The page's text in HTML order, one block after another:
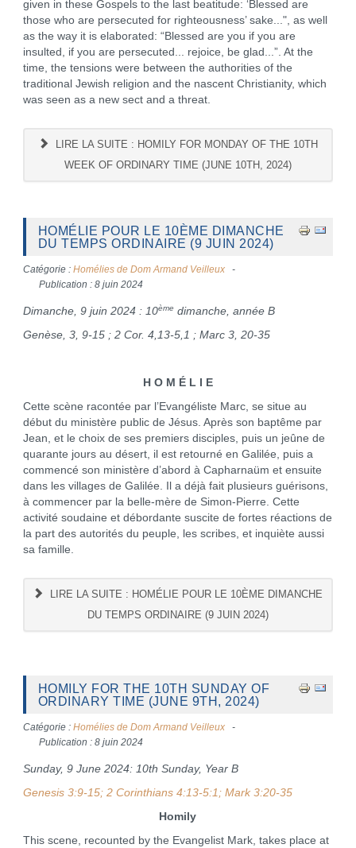
given in these Gospels to the last beatitude: ‘Blessed are
those who are persecuted for righteousness’ sake...", as well
as the way it is elaborated: “Blessed are you if you are
insulted, if you are persecuted... rejoice, be glad...”. At the
time, the tensions were between the authorities of the
traditional Jewish religion and the nascent Christianity, which
was seen as a new sect and a threat.
LIRE LA SUITE : HOMILY FOR MONDAY OF THE 10TH
WEEK OF ORDINARY TIME (JUNE 10TH, 2024)
HOMÉLIE POUR LE 10ÈME DIMANCHE
DU TEMPS ORDINAIRE (9 JUIN 2024)
Catégorie : Homélies de Dom Armand Veilleux
Publication : 8 juin 2024
Dimanche, 9 juin 2024 : 10ème dimanche, année B
Genèse, 3, 9-15 ; 2 Cor. 4,13-5,1 ; Marc 3, 20-35
H O M É L I E
Cette scène racontée par l’Evangéliste Marc, se situe au
début du ministère public de Jésus. Après son baptême par
Jean, et le choix de ses premiers disciples, puis un jeûne de
quarante jours au désert, il est retourné en Galilée, puis a
commencé son ministère d’abord à Capharnaüm et ensuite
dans les villages de Galilée. Il a déjà fait plusieurs guérisons,
à commencer par la belle-mère de Simon-Pierre. Cette
activité soudaine et débordante suscite de fortes réactions de
la part des autorités du peuple, les scribes, et inquiète aussi
sa famille.
LIRE LA SUITE : HOMÉLIE POUR LE 10ÈME DIMANCHE
DU TEMPS ORDINAIRE (9 JUIN 2024)
HOMILY FOR THE 10TH SUNDAY OF
ORDINARY TIME (JUNE 9TH, 2024)
Catégorie : Homélies de Dom Armand Veilleux
Publication : 8 juin 2024
Sunday, 9 June 2024: 10th Sunday, Year B
Genesis 3:9-15; 2 Corinthians 4:13-5:1; Mark 3:20-35
Homily
This scene, recounted by the Evangelist Mark, takes place at